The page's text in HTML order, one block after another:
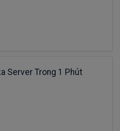
Server Trong 1 Phút